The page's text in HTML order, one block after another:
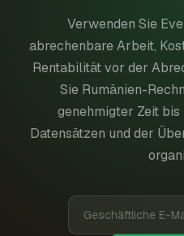
Verwenden Sie
abrechenbare Arbeit,
Rentabilität vor der
Sie Rumänien-
genehmigter Zeit
Datensätzen und der